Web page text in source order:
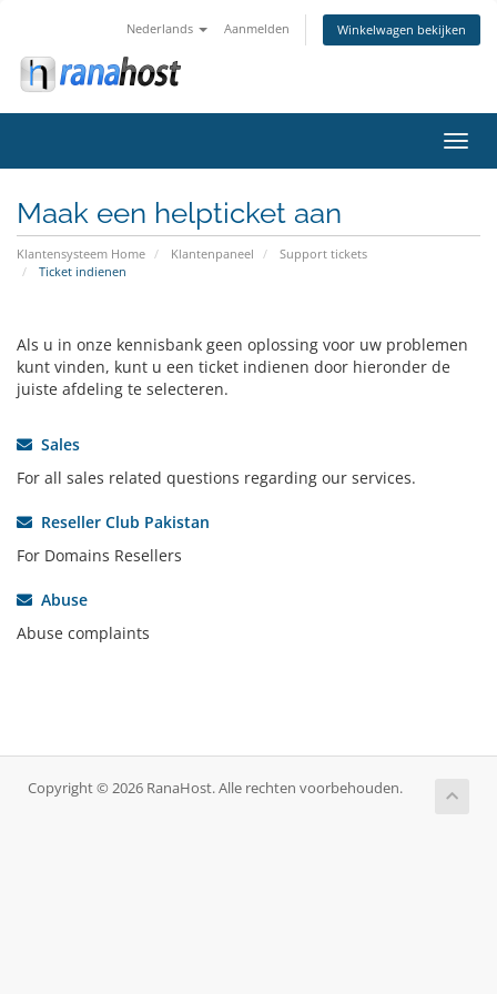
Nederlands Aanmelden Winkelwagen bekijken
in-/
Maak een helpticket aan
Klantensysteem Home Klantenpaneel
Support tickets
Ticket indienen
Als u in onze kennisbank geen oplossing voor uw problemen
kunt vinden, kunt u een ticket indienen door hieronder de
juiste afdeling te selecteren.
Sales
For all sales related questions regarding our services.
Reseller Club Pakistan
For Domains Resellers
Abuse
Abuse complaints
Copyright © 2026 RanaHost. Alle rechten voorbehouden.